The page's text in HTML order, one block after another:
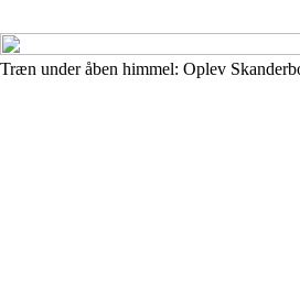
Træn under åben himmel: Oplev